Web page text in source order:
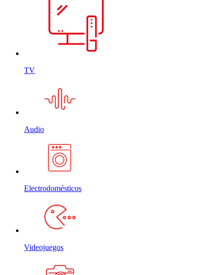
TV
Audio
Electrodomésticos
Videojuegos